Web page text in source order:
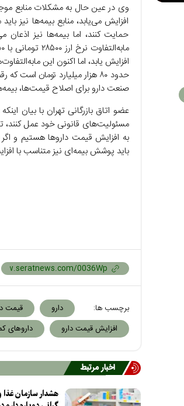
وی در عین حال به مشکلات منابع
افزایش می‌یابد، منابع بیمه‌ها نیز
حمایت کنند، اما بیمه‌ها نیز اذعان
افزایش یابد، اما اکنون این
حدود ۸۰ هزار میلیارد تومان
صنعت دارو برای اصلاح قیمت‌ها،
عضو اتاق بازرگانی تهران با بیان
مسئولیت‌های قانونی خود عمل کنند،
به افزایش قیمت دارو‌ها هستیم و اگر
باید پوشش بیمه‌ای نیز متناسب با
برچسب ها: دارو قیمت
افزایش قیمت دارو
داروهای
اخبار مرتبط
هشدار سازمان غذا